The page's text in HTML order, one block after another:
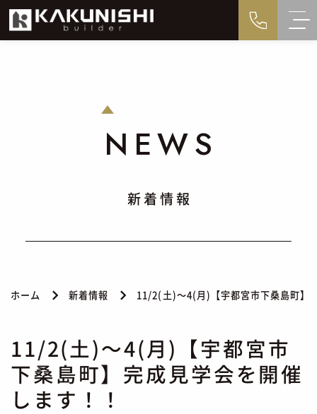
NEWS
新着情報
ホーム 新着情報 11/2(土)～4(月)【宇都宮市下桑島町】
11/2(土)～4(月)【宇都宮市
下桑島町】完成見学会を開催
します！！